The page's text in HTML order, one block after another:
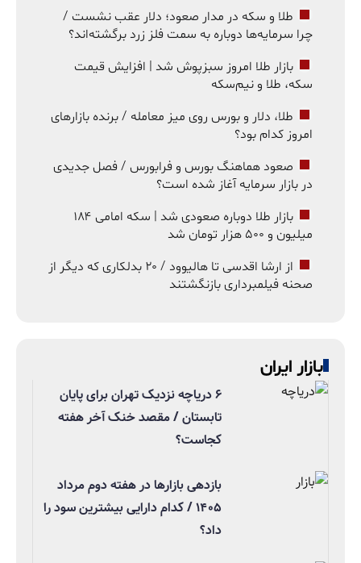
طلا و سکه در مدار صعود؛ دلار عقب نشست /
چرا سرمایه‌ها دوباره به سمت فلز زرد برگشته‌اند؟
بازار طلا امروز سبزپوش شد | افزایش قیمت
سکه، طلا و نیم‌سکه
طلا، دلار و بورس روی میز معامله / برنده بازارهای
امروز کدام بود؟
صعود هماهنگ بورس و فرابورس / فصل جدیدی
در بازار سرمایه آغاز شده است؟
بازار طلا دوباره صعودی شد | سکه امامی ۱۸۴
میلیون و ۵۰۰ هزار تومان شد
از ارشا اقدسی تا هالیوود / ۲۰ بدلکاری که دیگر از
صحنه فیلمبرداری بازنگشتند
بازار ایران
۶ دریاچه نزدیک تهران برای پایان
تابستان / مقصد خنک آخر هفته
کجاست؟
بازدهی بازارها در هفته دوم مرداد
۱۴۰۵ / کدام دارایی بیشترین سود را
داد؟